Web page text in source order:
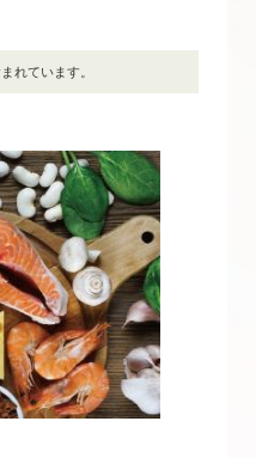
れています。